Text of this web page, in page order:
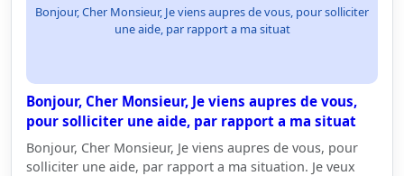
Bonjour, Cher Monsieur, Je viens aupres de vous, pour solliciter
une aide, par rapport a ma situat
Bonjour, Cher Monsieur, Je viens aupres de vous,
pour solliciter une aide, par rapport a ma situat
Bonjour, Cher Monsieur, Je viens aupres de vous, pour
solliciter une aide, par rapport a ma situation. Je veux